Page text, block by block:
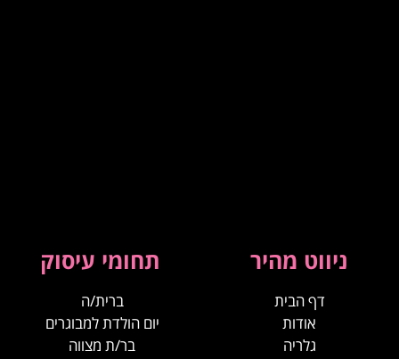
ניווט מהיר
דף הבית
אודות
גלריה
תחומי עיסוק
ברית/ה
יום הולדת למבוגרים
בר/ת מצווה